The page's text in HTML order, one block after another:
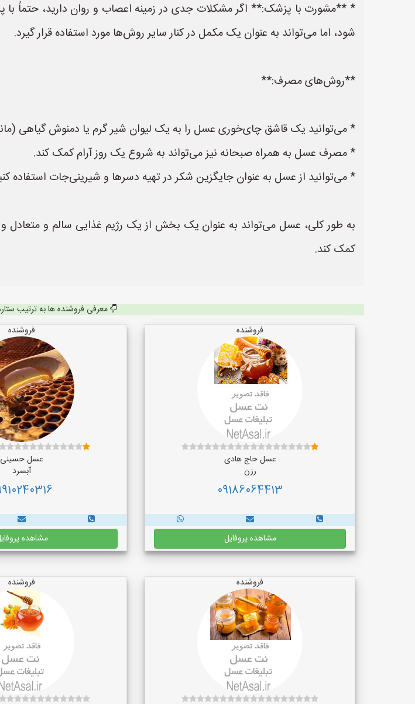
* **مشورت با پزشک:** اگر مشکلات جدی در زمینه اعصاب و روان دارید،
شود، اما می‌تواند به عنوان یک مکمل در کنار سایر روش‌ها مورد استفاده قرار گیرد.
**روش‌های مصرف:**
* می‌توانید یک قاشق چای‌خوری عسل را به یک لیوان شیر گرم یا دمنوش گیاهی
* مصرف عسل به همراه صبحانه نیز می‌تواند به شروع یک روز آرام کمک کند.
* می‌توانید از عسل به عنوان جایگزین شکر در تهیه دسرها و شیرینی‌جات استفاده
به طور کلی، عسل می‌تواند به عنوان یک بخش از یک رژیم غذایی سالم و
کمک کند.
معرفی فروشنده ها به ترتیب
فروشنده
عسل حاج هادی
رزن
09186064413
مشاهده پروفایل
فروشنده
عسل حسینی
آبسرد
مشاهده
فروشنده فروشنده